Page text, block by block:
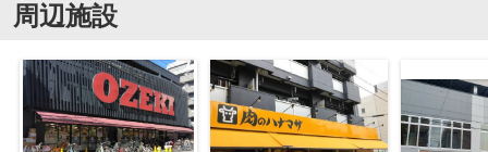
周辺施設